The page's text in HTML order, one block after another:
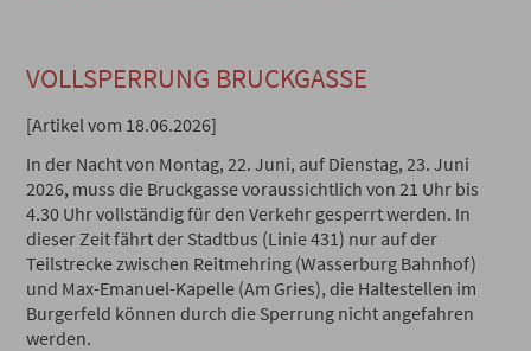
VOLLSPERRUNG BRUCKGASSE
[Artikel vom 18.06.2026]
In der Nacht von Montag, 22. Juni, auf Dienstag, 23. Juni
2026, muss die Bruckgasse voraussichtlich von 21 Uhr bis
4.30 Uhr vollständig für den Verkehr gesperrt werden. In
dieser Zeit fährt der Stadtbus (Linie 431) nur auf der
Teilstrecke zwischen Reitmehring (Wasserburg Bahnhof)
und Max-Emanuel-Kapelle (Am Gries), die Haltestellen im
Burgerfeld können durch die Sperrung nicht angefahren
werden.